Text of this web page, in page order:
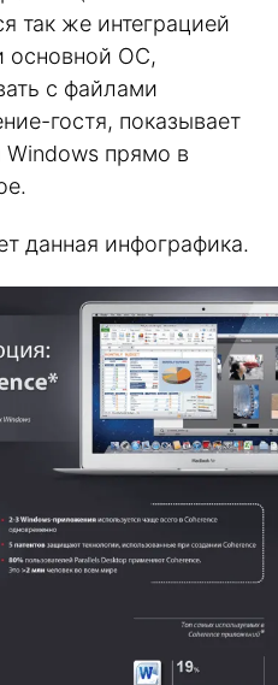
так же интеграцией
основной ОС,
с файлами
гостя, показывает
Windows прямо в
данная инфографика.